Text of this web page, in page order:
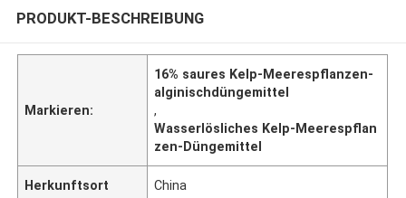
PRODUKT-BESCHREIBUNG
Markieren:
16% saures Kelp-Meerespflanzen-
alginischdüngemittel
,
Wasserlösliches Kelp-Meerespflan
zen-Düngemittel
Herkunftsort China